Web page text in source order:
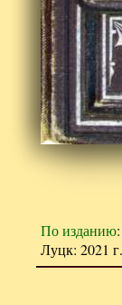
По изданию
Луцк: 2021